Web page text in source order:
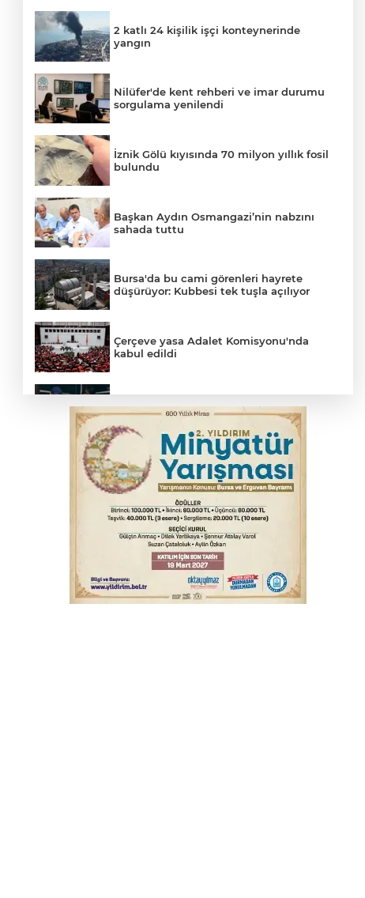
2 katlı 24 kişilik işçi konteynerinde
yangın
Nilüfer'de kent rehberi ve imar durumu
sorgulama yenilendi
İznik Gölü kıyısında 70 milyon yıllık fosil
bulundu
Başkan Aydın Osmangazi’nin nabzını
sahada tuttu
Bursa'da bu cami görenleri hayrete
düşürüyor: Kubbesi tek tuşla açılıyor
Çerçeve yasa Adalet Komisyonu'nda
kabul edildi
kişi tutuklandı
Büyükşehir Harmancık'ta da yolları
yeniliyor
İnegöl’de yangın paniği! Apartmana
sıçrayan alevler söndürüldü
Fetih coşkusu Keles'e taşındı